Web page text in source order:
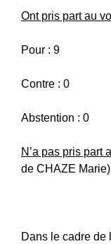
Ont pris part au
Pour : 9
Contre : 0
Abstention : 0
N’a pas pris part
de CHAZE Marie)
Dans le cadre de